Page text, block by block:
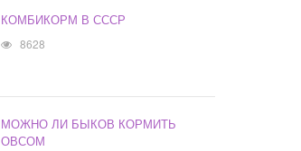
КОМБИКОРМ В СССР
8628
МОЖНО ЛИ БЫКОВ КОРМИТЬ
ОВСОМ